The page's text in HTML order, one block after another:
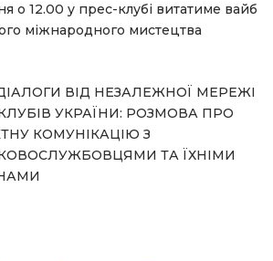
о 12.00 у прес-клубі витатиме вайб
міжнародного мистецтва
ВІД НЕЗАЛЕЖНОЇ МЕРЕЖІ
УКРАЇНИ: РОЗМОВА ПРО
КОМУНІКАЦІЮ З
ТА ЇХНІМИ